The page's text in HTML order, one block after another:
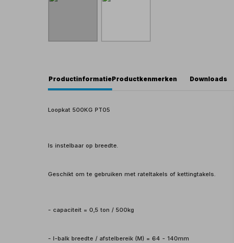
ProductinformatieProductkenmerken Downloads
Loopkat 500KG PT05
Is instelbaar op breedte.
Geschikt om te gebruiken met rateltakels of kettingtakels.
- capaciteit = 0,5 ton / 500kg
- I-balk breedte / afstelbereik (M) = 64 - 140mm